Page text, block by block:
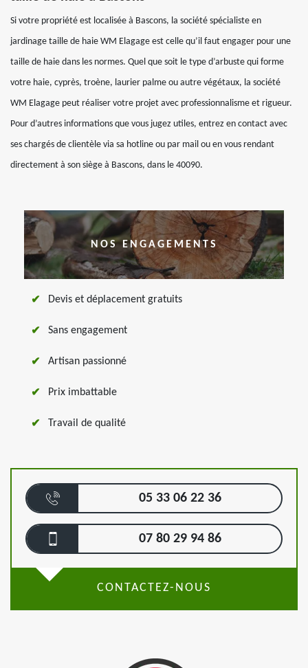
Si votre propriété est localisée à Bascons, la société spécialiste en
jardinage taille de haie WM Elagage est celle qu’il faut engager pour une
taille de haie dans les normes. Quel que soit le type d’arbuste qui forme
votre haie, cyprès, troène, laurier palme ou autre végétaux, la société
WM Elagage peut réaliser votre projet avec professionnalisme et rigueur.
Pour d’autres informations que vous jugez utiles, entrez en contact avec
ses chargés de clientèle via sa hotline ou par mail ou en vous rendant
directement à son siège à Bascons, dans le 40090.
NOS ENGAGEMENTS
Devis et déplacement gratuits
Sans engagement
Artisan passionné
Prix imbattable
Travail de qualité
05 33 06 22 36
07 80 29 94 86
CONTACTEZ-NOUS